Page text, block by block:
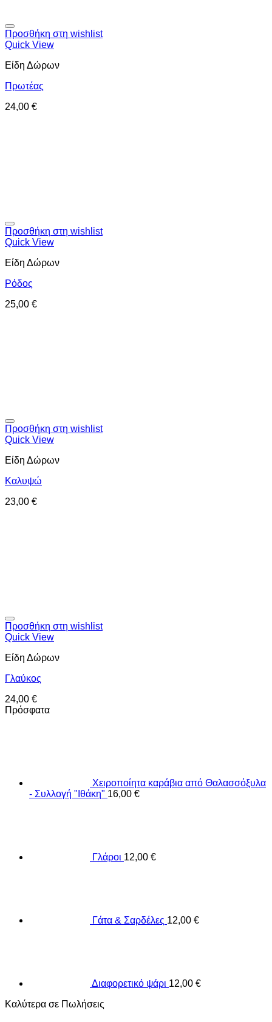
Προσθήκη στη wishlist
Quick View
Είδη Δώρων
Πρωτέας
24,00 €
Προσθήκη στη wishlist
Quick View
Είδη Δώρων
Ρόδος
25,00 €
Προσθήκη στη wishlist
Quick View
Είδη Δώρων
Καλυψώ
23,00 €
Προσθήκη στη wishlist
Quick View
Είδη Δώρων
Γλαύκος
24,00 €
Πρόσφατα
Χειροποίητα καράβια από Θαλασσόξυλα
- Συλλογή "Ιθάκη" 16,00 €
Γλάροι 12,00 €
Γάτα & Σαρδέλες 12,00 €
Διαφορετικό ψάρι 12,00 €
Καλύτερα σε Πωλήσεις